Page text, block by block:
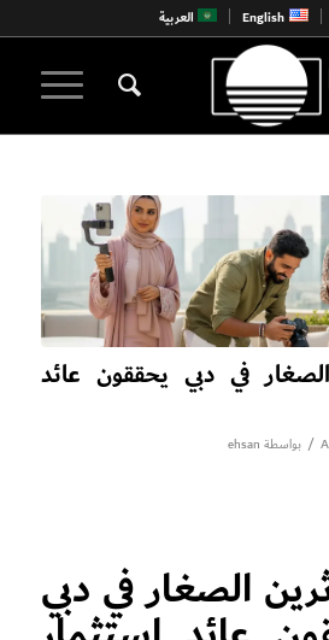
English العربية
في دبي يحققون عائد
/ بواسطة ehsan
الصغار في دبي